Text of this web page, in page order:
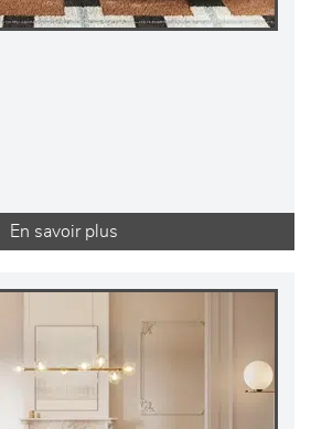
En savoir plus